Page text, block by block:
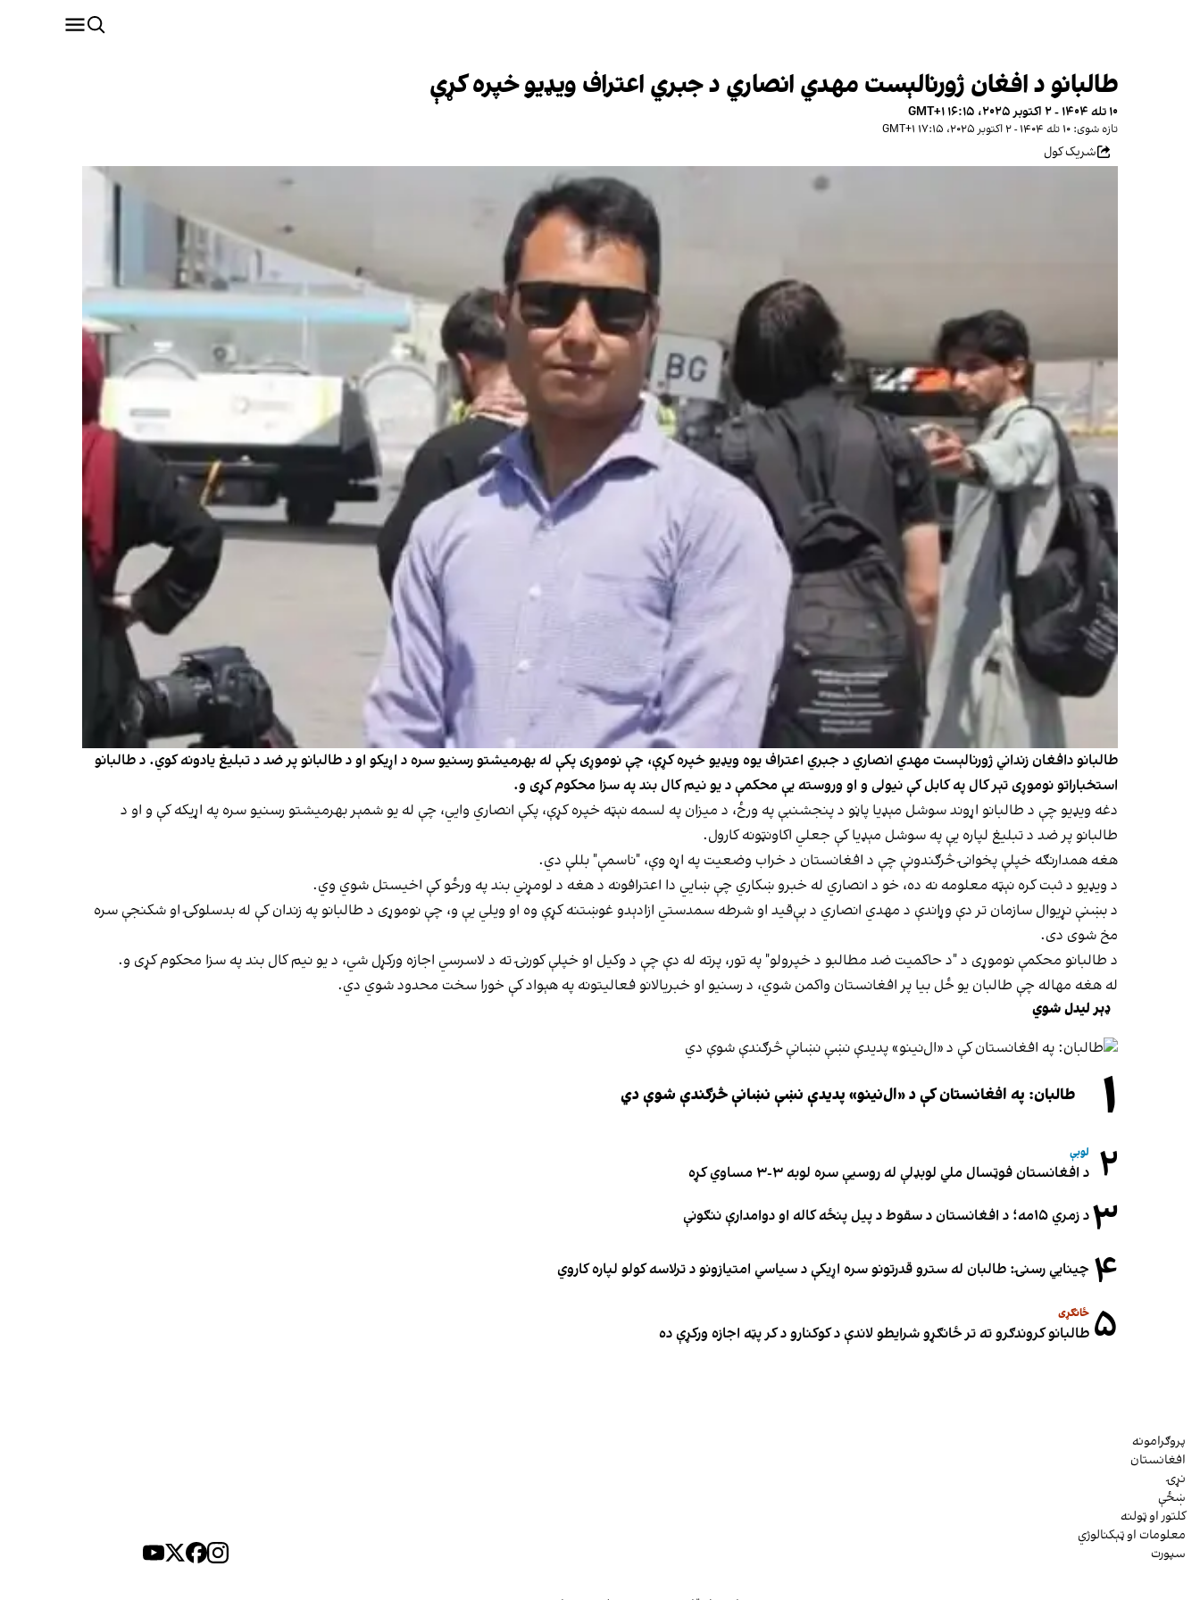
طالبانو د افغان ژورنالېست مهدي انصاري د جبري اعتراف ویډیو خپره کړې
۱۰ تله ۱۴۰۴ - ۲ اکتوبر ۲۰۲۵، ۱۶:۱۵ GMT+۱
تازه شوی: ۱۰ تله ۱۴۰۴ - ۲ اکتوبر ۲۰۲۵، ۱۷:۱۵ GMT+۱
شریک کول
طالبانو دافغان زنداني ژورنالېست مهدي انصاري د جبري اعتراف یوه ویډیو خپره کړې، چې نوموړی پکې له بهرمیشتو رسنیو سره د اړیکو او د طالبانو پر ضد د تبلیغ یادونه کوي. د طالبانو
استخباراتو نوموړی تېر کال په کابل کې نیولی و او وروسته یې محکمې د یو نیم کال بند په سزا محکوم کړی و.
دغه ویډيو چې د طالبانو اړوند سوشل مېډیا پاڼو د پنجشنبې په ورځ، د میزان په لسمه نېټه خپره کړې، پکې انصاري وايي، چې له یو شمېر بهرمیشتو رسنیو سره په اړیکه کې و او د
طالبانو پر ضد د تبلیغ لپاره یې په سوشل مېډیا کې جعلي اکاونټونه کارول.
هغه همدارنګه خپلې پخوانۍ څرګندونې چې د افغانستان د خراب وضعیت په اړه وې، "ناسمې" بللې دي.
د ویډیو د ثبت کره نېټه معلومه نه ده، خو د انصاري له خبرو ښکاري چې ښايي دا اعترافونه د هغه د لومړني بند په ورځو کې اخیستل شوي وي.
د بښنې نړیوال سازمان تر دې وړاندې د مهدي انصاري د بې‌قید او شرطه سمدستي ازادېدو غوښتنه کړې وه او ویلي یې و، چې نوموړی د طالبانو په زندان کې له بدسلوکۍ او شکنجې سره
مخ شوی دی.
د طالبانو محکمې نوموړی د "د حاکمیت ضد مطالبو د خپرولو" په تور، پرته له دې چې د وکیل او خپلې کورنۍ ته د لاسرسي اجازه ورکړل شي، د یو نیم کال بند په سزا محکوم کړی و.
له هغه مهاله چې طالبان یو ځل بیا پر افغانستان واکمن شوي، د رسنیو او خبریالانو فعالیتونه په هېواد کې خورا سخت محدود شوي دي.
ډېر لیدل شوي
۱ طالبان: په افغانستان کې د «ال‌نینو» پدیدې نښې نښانې څرګندې شوې دي
۲ لوبې
د افغانستان فوټسال ملي لوبډلې له روسیې سره لوبه ۳-۳ مساوي کړه
۳د زمري ۱۵مه؛ د افغانستان د سقوط د پیل پنځه کاله او دوامدارې ننګونې
۴ چینایي رسنۍ: طالبان له سترو قدرتونو سره اړیکې د سیاسي امتیازونو د ترلاسه کولو لپاره کاروي
۵ ځانګړی
طالبانو کروندګرو ته تر ځانګړو شرایطو لاندې د کوکنارو د کر پټه اجازه ورکړې ده
پروګرامونه
افغانستان
نړۍ
ښځې
کلتور او ټولنه
معلومات او ټېکنالوژي
سپورت